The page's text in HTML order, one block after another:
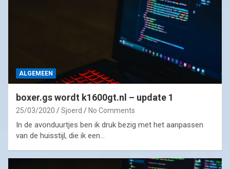
ALGEMEEN
boxer.gs wordt k1600gt.nl – update 1
25/03/2020 Sjoerd No Comments
In de avonduurtjes ben ik druk bezig met het aanpassen
van de huisstijl, die ik een…